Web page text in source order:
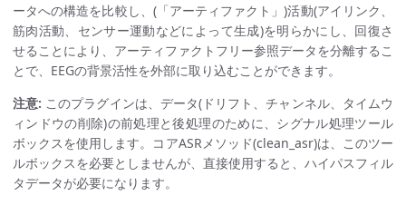
ータへの構造を比較し、(「アーティファクト」)活動(アイリンク、
筋肉活動、センサー運動などによって生成)を明らかにし、回復さ
せることにより、アーティファクトフリー参照データを分離するこ
とで、EEGの背景活性を外部に取り込むことができます。
注意: このプラグインは、データ(ドリフト、チャンネル、タイムウ
ィンドウの削除)の前処理と後処理のために、シグナル処理ツール
ボックスを使用します。コアASRメソッド(clean_asr)は、このツー
ルボックスを必要としませんが、直接使用すると、ハイパスフィル
タデータが必要になります。